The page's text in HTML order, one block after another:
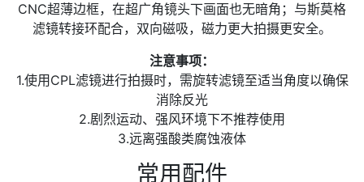
CNC超薄边框，在超广角镜头下画面也无暗角；与斯莫格
滤镜转接环配合，双向磁吸，磁力更大拍摄更安全。
注意事项：
1.使用CPL滤镜进行拍摄时，需旋转滤镜至适当角度以确保
消除反光
2.剧烈运动、强风环境下不推荐使用
3.远离强酸类腐蚀液体
常用配件